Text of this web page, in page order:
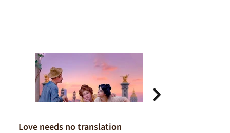
Love needs no translation